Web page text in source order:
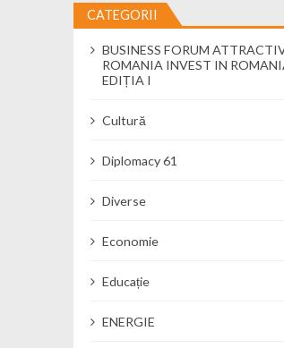
Cseke Attila:
Încă o creșă
Ministerul
MMAP
CATEGORII
BUSINESS FORUM
ROMANIA INVEST IN
EDIȚIA I
Cultură
Diplomacy 61
Diverse
Economie
Educație
ENERGIE